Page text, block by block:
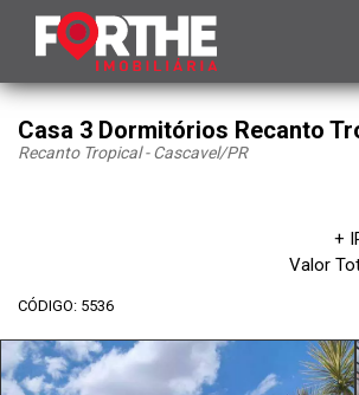
Casa 3 Dormitórios Recanto
Recanto Tropical - Cascavel/PR
+
Valor
CÓDIGO: 5536